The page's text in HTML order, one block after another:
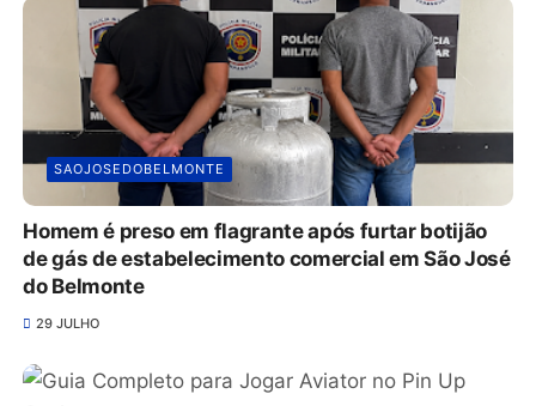
SAOJOSEDOBELMONTE
Homem é preso em flagrante após furtar botijão
de gás de estabelecimento comercial em São José
do Belmonte
29 JULHO